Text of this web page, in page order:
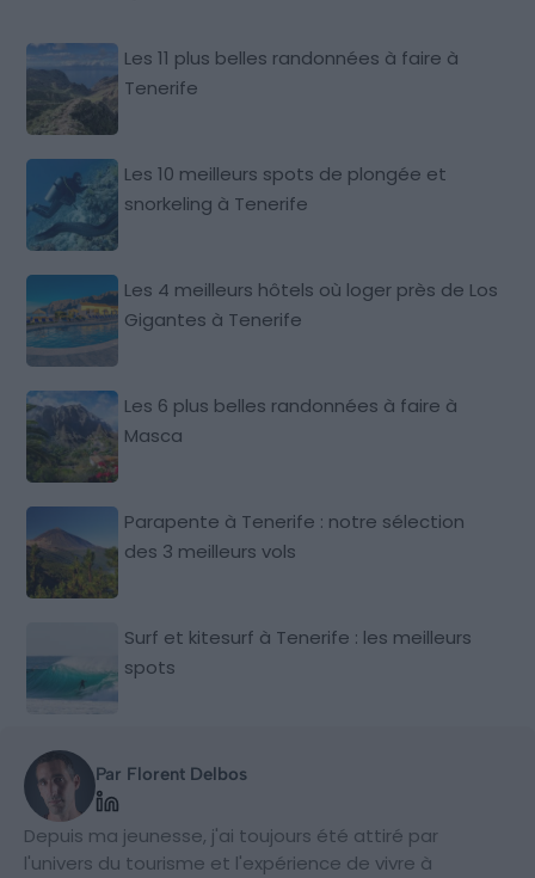
Les 11 plus belles randonnées à faire à
Tenerife
Les 10 meilleurs spots de plongée et
snorkeling à Tenerife
Les 4 meilleurs hôtels où loger près de Los
Gigantes à Tenerife
Les 6 plus belles randonnées à faire à
Masca
Parapente à Tenerife : notre sélection
des 3 meilleurs vols
Surf et kitesurf à Tenerife : les meilleurs
spots
Par Florent Delbos
Depuis ma jeunesse, j'ai toujours été attiré par
l'univers du tourisme et l'expérience de vivre à